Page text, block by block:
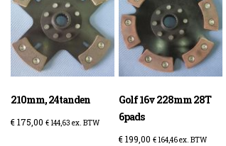
210mm, 24tanden
€175,00 € 144,63 ex. BTW
Golf 16v 228mm 28T
6pads
€199,00 € 164,46ex. BTW